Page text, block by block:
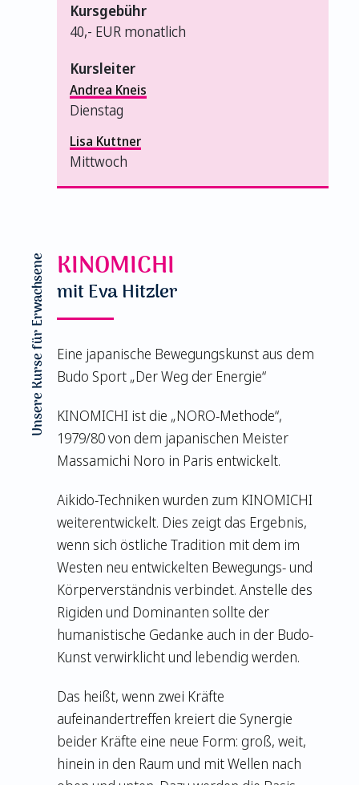
Kursgebühr
40,- EUR monatlich
Kursleiter
Andrea Kneis
Dienstag
Lisa Kuttner
Mittwoch
Unsere Kurse für Erwachsene KINOMICHI
mit Eva Hitzler
Eine japanische Bewegungskunst aus dem
Budo Sport „Der Weg der Energie“
KINOMICHI ist die „NORO-Methode“,
1979/80 von dem japanischen Meister
Massamichi Noro in Paris entwickelt.
Aikido-Techniken wurden zum KINOMICHI
weiterentwickelt. Dies zeigt das Ergebnis,
wenn sich östliche Tradition mit dem im
Westen neu entwickelten Bewegungs- und
Körperverständnis verbindet. Anstelle des
Rigiden und Dominanten sollte der
humanistische Gedanke auch in der Budo-
Kunst verwirklicht und lebendig werden.
Das heißt, wenn zwei Kräfte
aufeinandertreffen kreiert die Synergie
beider Kräfte eine neue Form: groß, weit,
hinein in den Raum und mit Wellen nach